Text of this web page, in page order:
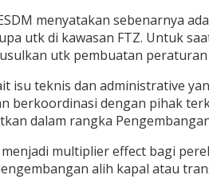
menyatakan sebenarnya
utk di kawasan FTZ. Untuk
utk pembuatan
isu teknis dan administrative
berkoordinasi dengan pihak
dalam rangka
multiplier effect bagi
alih kapal atau